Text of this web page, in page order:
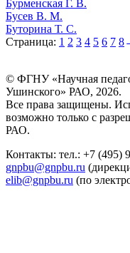
Бурменская Г. В.
Бусев В. М.
Буторина Т. С.
Страница: 1 2 3 4 5 6 7 8
© ФГНУ «Научная
Ушинского» РАО, 2026.
Все права защищены.
возможно только с
РАО.
Контакты: тел.: +7 (495)
gnpbu@gnpbu.ru
elib@gnpbu.ru (по